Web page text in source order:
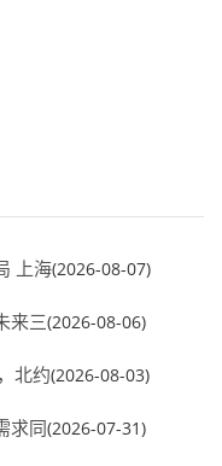
上海(2026-08-07)
来三(2026-08-06)
北约(2026-08-03)
求同(2026-07-31)